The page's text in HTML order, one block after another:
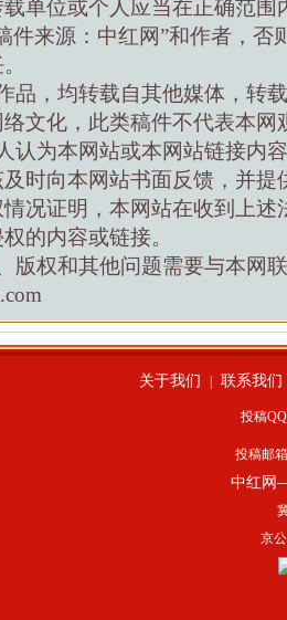
单位或个人应当在正确范围
件来源：中红网”和作者，否
品，均转载自其他媒体，转
文化，此类稿件不代表本网
认为本网站或本网站链接内
时向本网站书面反馈，并提
况证明，本网站在收到上述
的内容或链接。
版权和其他问题需要与本网
关于我们 联系我们
投稿
投稿邮
中红网
京